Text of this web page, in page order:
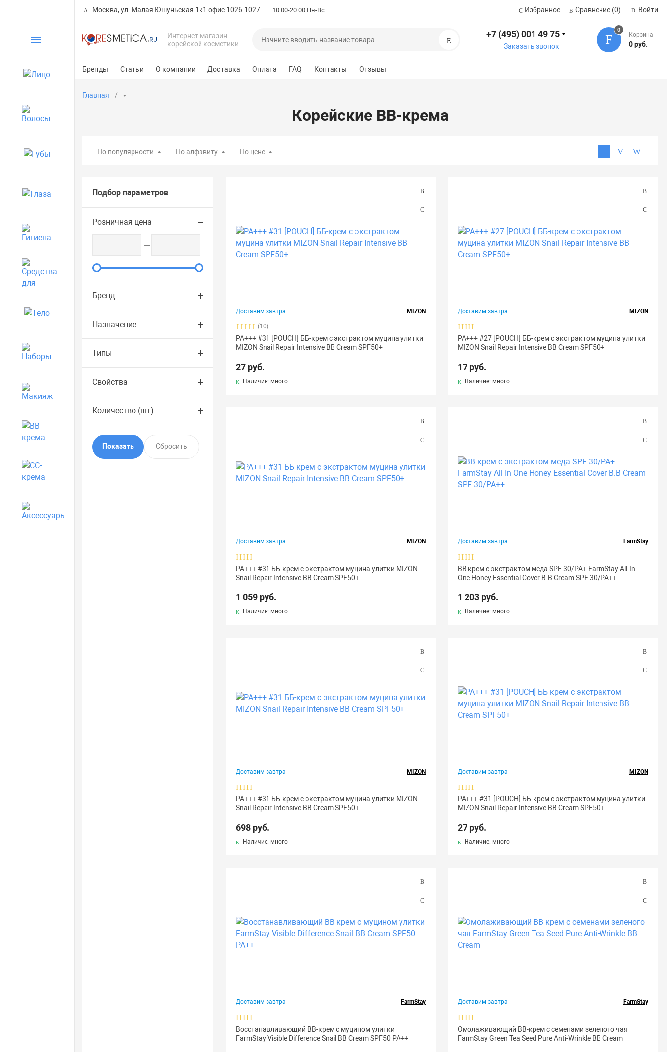
Москва, ул. Малая Юшуньская 1к1 офис 1026-1027 10:00-20:00 Пн-Вс Избранное Сравнение (0) Войти
Интернет-магазин
корейской косметики
+7 (495) 001 49 75
Заказать звонок
0
Корзина
0 руб.
Бренды Статьи О компании Доставка Оплата FAQ Контакты Отзывы
Каталог
Средства для дома
Главная
Корейские BB-крема
По популярности По алфавиту По цене
Подбор параметров
Розничная цена
Бренд
Назначение
Типы
Свойства
Количество (шт)
Доставим завтра MIZON
(10)
РА+++ #31 [POUCH] ББ-крем с экстрактом муцина улитки
MIZON Snail Repair Intensive BB Cream SPF50+
27 руб.
Наличие: много
Доставим завтра MIZON
РА+++ #27 [POUCH] ББ-крем с экстрактом муцина улитки
MIZON Snail Repair Intensive BB Cream SPF50+
17 руб.
Наличие: много
Доставим завтра MIZON
РА+++ #31 ББ-крем с экстрактом муцина улитки MIZON
Snail Repair Intensive BB Cream SPF50+
1 059 руб.
Наличие: много
Доставим завтра FarmStay
ВВ крем с экстрактом меда SPF 30/PA+ FarmStay All-In-
One Honey Essential Cover B.B Cream SPF 30/PA++
1 203 руб.
Наличие: много
Доставим завтра MIZON
РА+++ #31 ББ-крем с экстрактом муцина улитки MIZON
Snail Repair Intensive BB Cream SPF50+
698 руб.
Наличие: много
Доставим завтра MIZON
РА+++ #31 [POUCH] ББ-крем с экстрактом муцина улитки
MIZON Snail Repair Intensive BB Cream SPF50+
27 руб.
Наличие: много
Доставим завтра FarmStay
Восстанавливающий ВВ-крем с муцином улитки
FarmStay Visible Difference Snail BB Cream SPF50 PA++
Доставим завтра FarmStay
Омолаживающий ВВ-крем с семенами зеленого чая
FarmStay Green Tea Seed Pure Anti-Wrinkle BB Cream